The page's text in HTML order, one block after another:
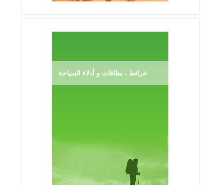
خرائط ، بطاقات و أدلاء السياحة